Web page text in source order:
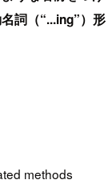
詞（“...ing”）形
methods